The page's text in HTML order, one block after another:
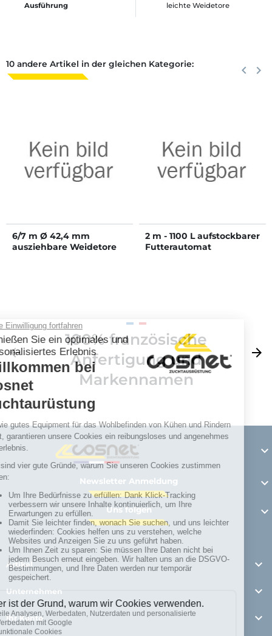
Ausführung leichte Weidetore
10 andere Artikel in der gleichen Kategorie: Zurück
keyboard_arrow_left keyboard_arrow_right
6/7 m Ø 42,4 mm
ausziehbare Weidetore
2 m - 1100 L aufstockbarer
Futterautomat
Zurück
arrow_back
100% französische
Anfertigung und
Markennamen
Weiter
arrow_forward

Newsletter Anmeldung 
Uns folgen 
Artikel 
Unternehmen 
Ihr Konto 